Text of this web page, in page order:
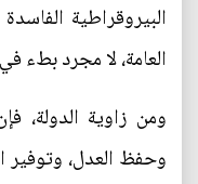
البيروقراطية
العامة، لا مجرد بطء
ومن زاوية الدولة،
وحفظ العدل، وتوفير